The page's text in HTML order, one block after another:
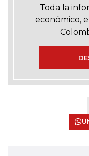
Toda la
económico,